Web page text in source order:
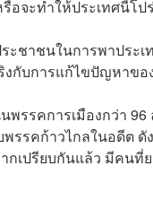
อจะทำให้ประเทศนี้โ
ะชาชนในการพาประ
งกับการแก้ไขปัญหาข
รรคการเมืองกว่า
รรคก้าวไกลในอดีต
กเปรียบกันแล้ว มีคน